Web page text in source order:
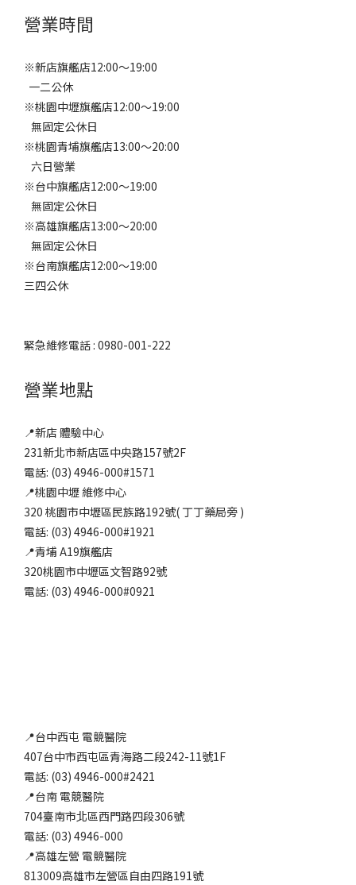
營業時間
※新店旗艦店12:00～19:00
一二公休
※桃園中壢旗艦店12:00～19:00
無固定公休日
※桃園青埔旗艦店13:00～20:00
六日營業
※台中旗艦店12:00～19:00
無固定公休日
※高雄旗艦店13:00～20:00
無固定公休日
※台南旗艦店12:00～19:00
三四公休
緊急維修電話 : 0980-001-222
營業地點
📍新店 體驗中心
231新北市新店區中央路157號2F
電話: (03) 4946-000#1571
📍桃園中壢 維修中心
320 桃園市中壢區民族路192號( 丁丁藥局旁 )
電話: (03) 4946-000#1921
📍青埔 A19旗艦店
320桃園市中壢區文智路92號
電話: (03) 4946-000#0921
📍台中西屯 電競醫院
407台中市西屯區青海路二段242-11號1F
電話: (03) 4946-000#2421
📍台南 電競醫院
704臺南市北區西門路四段306號
電話: (03) 4946-000
📍高雄左營 電競醫院
813009高雄市左營區自由四路191號